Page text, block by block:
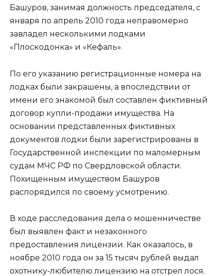
Башуров, занимая должность председателя, с
января по апрель 2010 года неправомерно
завладел несколькими лодками
«Плоскодонка» и «Кефаль».
По его указанию регистрационные номера на
лодках были закрашены, а впоследствии от
имени его знакомой был составлен фиктивный
договор купли-продажи имущества. На
основании представленных фиктивных
документов лодки были зарегистрированы в
Государственной инспекции по маломерным
судам МЧС РФ по Свердловской области.
Похищенным имуществом Башуров
распорядился по своему усмотрению.
В ходе расследования дела о мошенничестве
был выявлен факт и незаконного
предоставления лицензии. Как оказалось, в
ноябре 2010 года он за 15 тысяч рублей выдал
охотнику-любителю лицензию на отстрел лося.